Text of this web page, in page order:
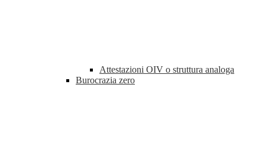
Attestazioni OIV o struttura analoga
Burocrazia zero